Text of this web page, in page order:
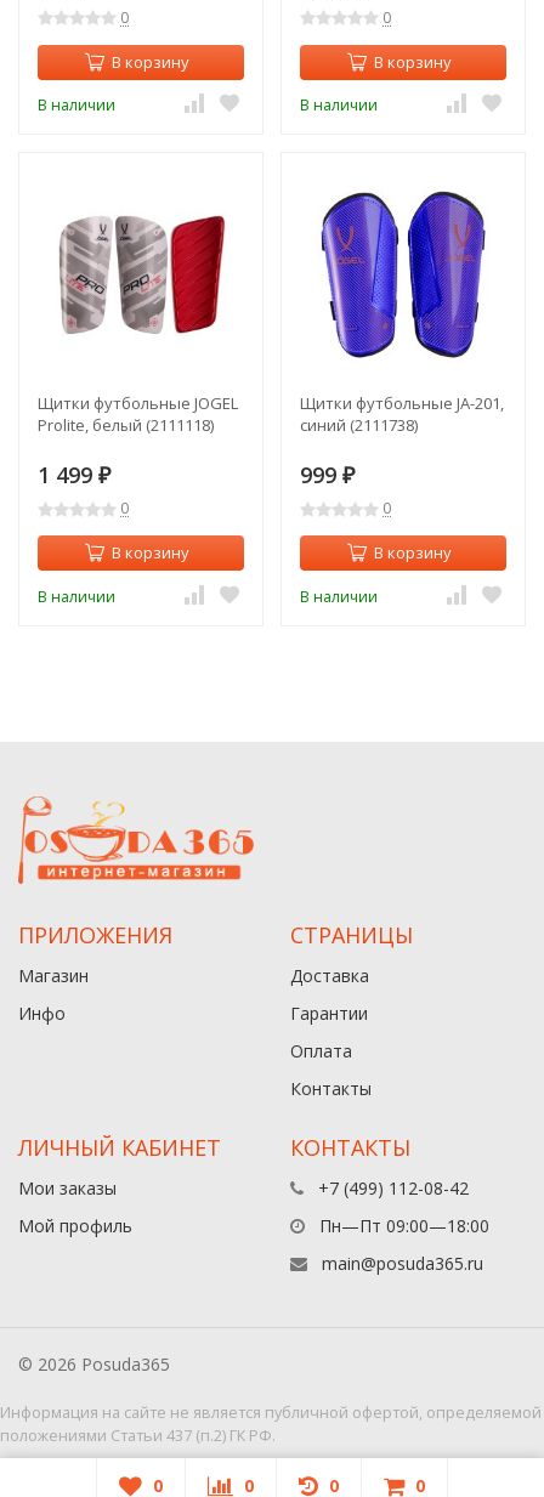
0
В корзину
В наличии
0
В корзину
В наличии
Щитки футбольные JOGEL
Prolite, белый (2111118)
1 499 ₽
0
В корзину
В наличии
Щитки футбольные JA-201,
синий (2111738)
999 ₽
0
В корзину
В наличии
ПРИЛОЖЕНИЯ
Магазин
Инфо
СТРАНИЦЫ
Доставка
Гарантии
Оплата
Контакты
ЛИЧНЫЙ КАБИНЕТ
Мои заказы
Мой профиль
КОНТАКТЫ
+7 (499) 112-08-42
Пн—Пт 09:00—18:00
main@posuda365.ru
© 2026 Posuda365
Информация на сайте не является публичной офертой, определяемой
положениями Статьи 437 (п.2) ГК РФ.
0 0 0 0